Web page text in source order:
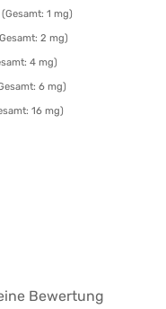
1 mg)
2 mg)
4 mg)
6 mg)
16 mg)
Bewertung